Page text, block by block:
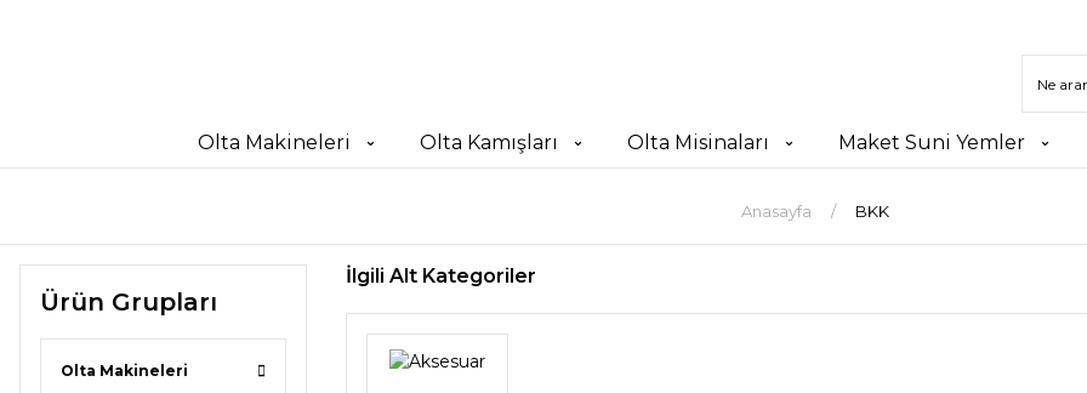
Olta Makineleri Olta Kamışları Olta Misinaları Maket Suni Yemler
Anasayfa BKK
Ürün Grupları
Olta Makineleri
İlgili Alt Kategoriler